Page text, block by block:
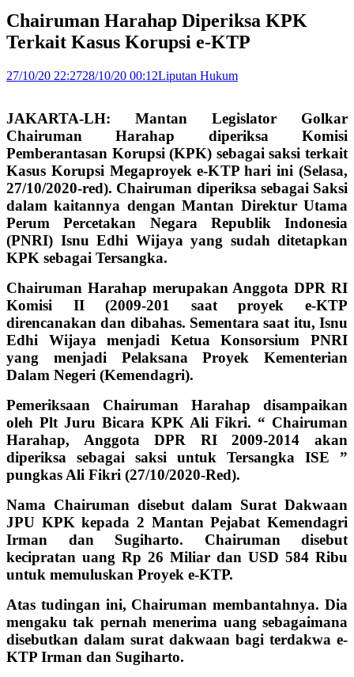
Chairuman Harahap Diperiksa KPK
Terkait Kasus Korupsi e-KTP
27/10/20 22:2728/10/20 00:12Liputan Hukum
JAKARTA-LH: Mantan Legislator Golkar
Chairuman Harahap diperiksa Komisi
Pemberantasan Korupsi (KPK) sebagai saksi terkait
Kasus Korupsi Megaproyek e-KTP hari ini (Selasa,
27/10/2020-red). Chairuman diperiksa sebagai Saksi
dalam kaitannya dengan Mantan Direktur Utama
Perum Percetakan Negara Republik Indonesia
(PNRI) Isnu Edhi Wijaya yang sudah ditetapkan
KPK sebagai Tersangka.
Chairuman Harahap merupakan Anggota DPR RI
Komisi II (2009-201 saat proyek e-KTP
direncanakan dan dibahas. Sementara saat itu, Isnu
Edhi Wijaya menjadi Ketua Konsorsium PNRI
yang menjadi Pelaksana Proyek Kementerian
Dalam Negeri (Kemendagri).
Pemeriksaan Chairuman Harahap disampaikan
oleh Plt Juru Bicara KPK Ali Fikri. “ Chairuman
Harahap, Anggota DPR RI 2009-2014 akan
diperiksa sebagai saksi untuk Tersangka ISE ”
pungkas Ali Fikri (27/10/2020-Red).
Nama Chairuman disebut dalam Surat Dakwaan
JPU KPK kepada 2 Mantan Pejabat Kemendagri
Irman dan Sugiharto. Chairuman disebut
kecipratan uang Rp 26 Miliar dan USD 584 Ribu
untuk memuluskan Proyek e-KTP.
Atas tudingan ini, Chairuman membantahnya. Dia
mengaku tak pernah menerima uang sebagaimana
disebutkan dalam surat dakwaan bagi terdakwa e-
KTP Irman dan Sugiharto.